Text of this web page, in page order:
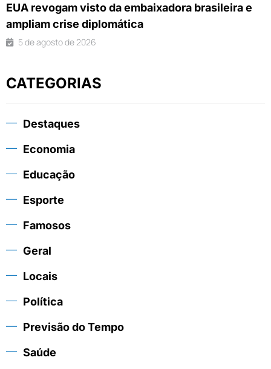
EUA revogam visto da embaixadora brasileira e
ampliam crise diplomática
5 de agosto de 2026
CATEGORIAS
Destaques
Economia
Educação
Esporte
Famosos
Geral
Locais
Política
Previsão do Tempo
Saúde